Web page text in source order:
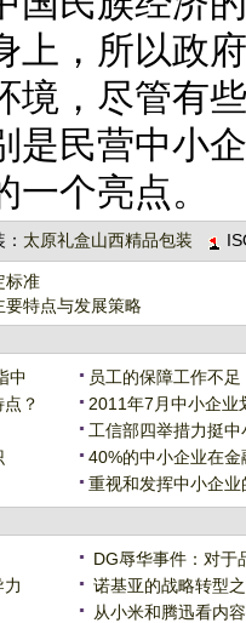
上，所以政
境，尽管有
是民营中小
一个亮点。
太原礼盒山西精品包装
标准
要特点与发展策略
中
员工的保障工作不
？
2011年7月中小企业
工信部四举措力挺
40%的中小企业在
重视和发挥中小企业
DG辱华事件：对于
诺基亚的战略转型
从小米和腾迅看内